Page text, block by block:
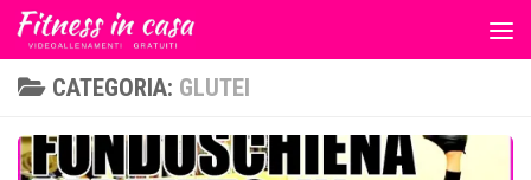
Salta al contenuto
CATEGORIA: GLUTEI